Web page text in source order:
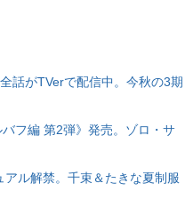
話がTVerで配信中。今秋の3期
フ編 第2弾》発売。ゾロ・サ
アル解禁。千束＆たきな夏制服